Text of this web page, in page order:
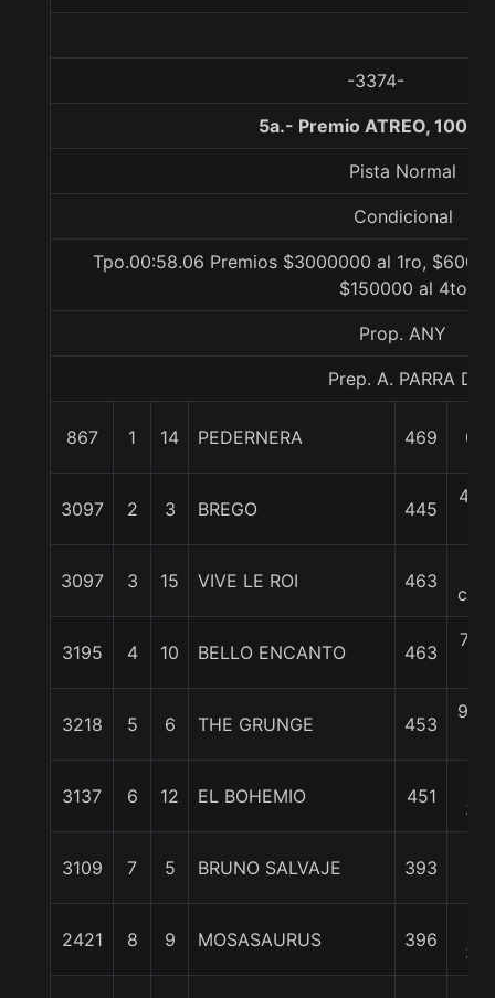
-3374-
5a.- Premio ATREO, 1000
Pista Normal
Condicional
Tpo.00:58.06 Premios $3000000 al 1ro,
$150000 al 4to
Prop. ANY
Prep. A. PARRA D.
867 1 14 PEDERNERA 469 0/0
3097 2 3 BREGO 445
4 1/
3097 3 15 VIVE LE ROI 463
3195 4 10 BELLO ENCANTO 463
7 1/
3218 5 6 THE GRUNGE 453
9 3/
3137 6 12 EL BOHEMIO 451
3/4
3109 7 5 BRUNO SALVAJE 393
2421 8 9 MOSASAURUS 396
3/4